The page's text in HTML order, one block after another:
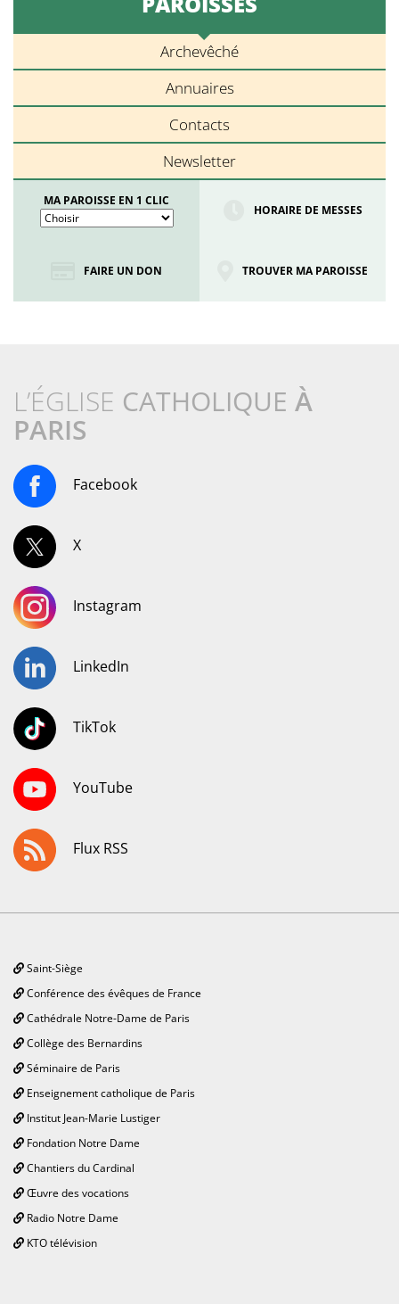
Archevêché
Annuaires
Contacts
Newsletter
MA PAROISSE EN 1 CLIC
HORAIRE DE MESSES
FAIRE UN DON TROUVER MA PAROISSE
L’ÉGLISE CATHOLIQUE À
PARIS
Facebook
X
Instagram
LinkedIn
TikTok
YouTube
Flux RSS
Saint-Siège
Conférence des évêques de France
Cathédrale Notre-Dame de Paris
Collège des Bernardins
Séminaire de Paris
Enseignement catholique de Paris
Institut Jean-Marie Lustiger
Fondation Notre Dame
Chantiers du Cardinal
Œuvre des vocations
Radio Notre Dame
KTO télévision